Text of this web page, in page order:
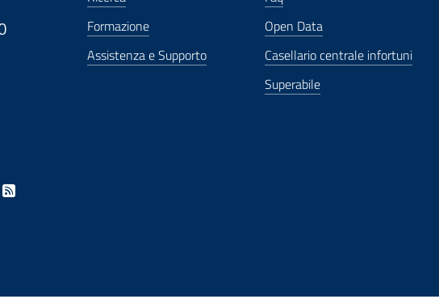
Formazione
Assistenza e Supporto
Open Data
Casellario centrale infortuni
Superabile